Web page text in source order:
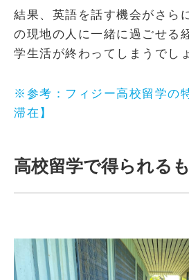
結果、英語を話す機会がさら
の現地の人に一緒に過ごせる
学生活が終わってしまうでし
※参考：フィジー高校留学の
滞在】
高校留学で得られる